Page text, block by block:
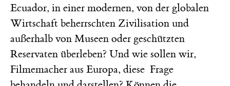
Ecuador, in einer modernen, von der globalen
Wirtschaft beherrschten Zivilisation und
außerhalb von Museen oder geschützten
Reservaten überleben? Und wie sollen wir,
Filmemacher aus Europa, diese Frage